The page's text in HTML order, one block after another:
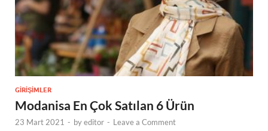
GIRIŞIMLER
Modanisa En Çok Satılan 6 Ürün
23 Mart 2021 - byeditor - Leave a Comment